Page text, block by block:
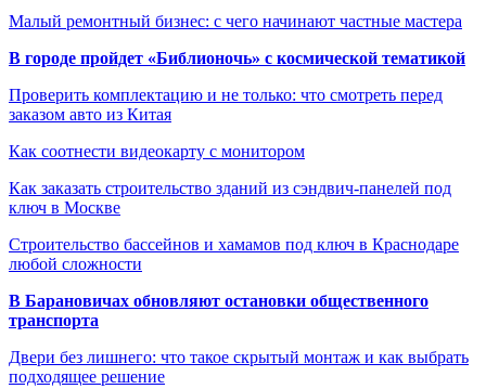
Малый ремонтный бизнес: с чего начинают частные мастера
В городе пройдет «Библионочь» с космической тематикой
Проверить комплектацию и не только: что смотреть перед
заказом авто из Китая
Как соотнести видеокарту с монитором
Как заказать строительство зданий из сэндвич-панелей под
ключ в Москве
Строительство бассейнов и хамамов под ключ в Краснодаре
любой сложности
В Барановичах обновляют остановки общественного
транспорта
Двери без лишнего: что такое скрытый монтаж и как выбрать
подходящее решение